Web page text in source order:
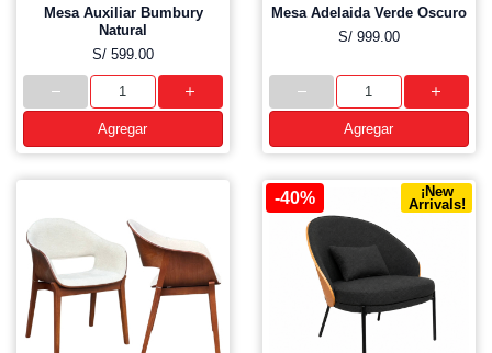
Mesa Auxiliar Bumbury
Natural
S/ 599.00
Agregar
Mesa Adelaida Verde Oscuro
S/ 999.00
Agregar
-40%
¡New
Arrivals!